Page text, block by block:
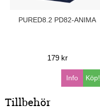
PURED8.2 PD82-ANIMA
179 kr
Köp!
Info
Tillbehör